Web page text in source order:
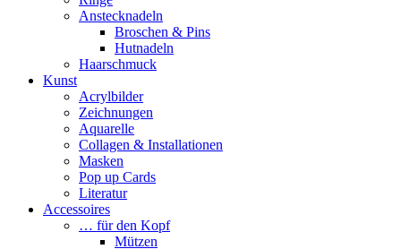
Anstecknadeln
Broschen & Pins
Hutnadeln
Haarschmuck
Kunst
Acrylbilder
Zeichnungen
Aquarelle
Collagen & Installationen
Masken
Pop up Cards
Literatur
Accessoires
… für den Kopf
Mützen